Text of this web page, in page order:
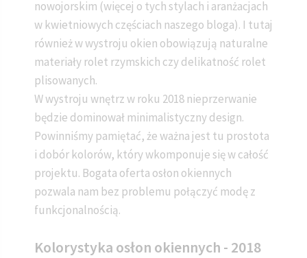
nowojorskim (więcej o tych stylach i aranżacjach
w kwietniowych częściach naszego bloga). I tutaj
również w wystroju okien obowiązują naturalne
materiały rolet rzymskich czy delikatność rolet
plisowanych.
W wystroju wnętrz w roku 2018 nieprzerwanie
będzie dominował minimalistyczny design.
Powinniśmy pamiętać, że ważna jest tu prostota
i dobór kolorów, który wkomponuje się w całość
projektu. Bogata oferta osłon okiennych
pozwala nam bez problemu połączyć modę z
funkcjonalnością.
Kolorystyka osłon okiennych - 2018